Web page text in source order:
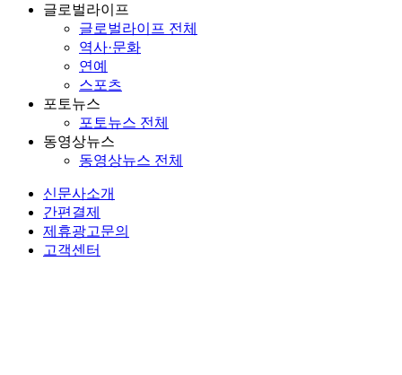
글로벌라이프
글로벌라이프 전체
역사·문화
연예
스포츠
포토뉴스
포토뉴스 전체
동영상뉴스
동영상뉴스 전체
신문사소개
간편결제
제휴광고문의
고객센터